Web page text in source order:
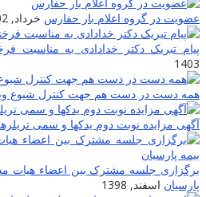
عضویت در گروه اعلام بار حفارس خرداد, 1402
پیام تبریک دکتر خدادادی به مناسبت
1403
همه دست در دست هم جهت کنترل شیوع
آگهی مزایده نوبت دوم یدکها و سمی
برگزاری جلسه مشترک بین اعضاء هیات
پارسیان اسفند, 1398